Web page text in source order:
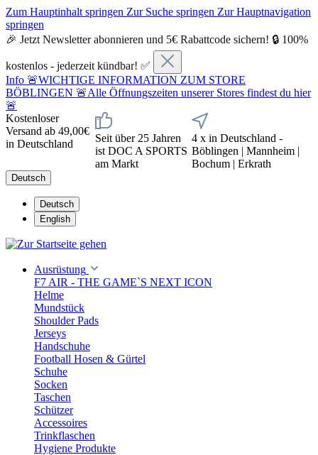
Zum Hauptinhalt springen Zur Suche springen Zur Hauptnavigation
springen
🎉 Jetzt Newsletter abonnieren und 5€ Rabattcode sichern! 🔒 100%
kostenlos - jederzeit kündbar! ✅
Info 🚨WICHTIGE INFORMATION ZUM STORE
BÖBLINGEN 🚨Alle Öffnungszeiten unserer Stores findest du hier
🚨
Kostenloser
Versand ab 49,00€
in Deutschland
Seit über 25 Jahren
ist DOC A SPORTS
am Markt
4 x in Deutschland -
Böblingen | Mannheim |
Bochum | Erkrath
Deutsch
Deutsch
English
Ausrüstung
F7 AIR - THE GAME`S NEXT ICON
Helme
Mundstück
Shoulder Pads
Jerseys
Handschuhe
Football Hosen & Gürtel
Schuhe
Socken
Taschen
Schützer
Accessoires
Trinkflaschen
Hygiene Produkte